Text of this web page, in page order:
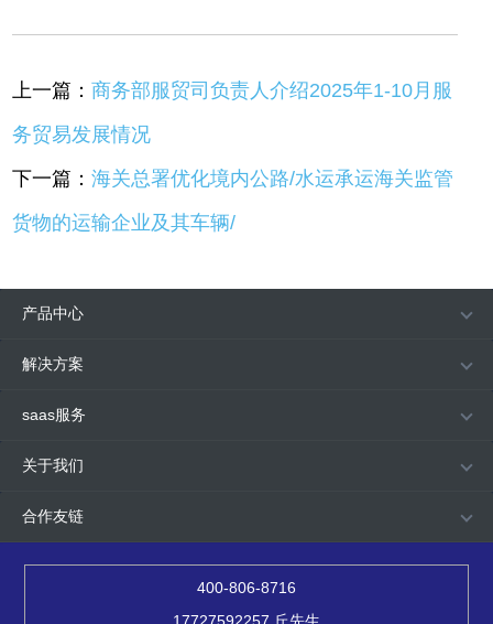
上一篇：商务部服贸司负责人介绍2025年1-10月服
务贸易发展情况
下一篇：海关总署优化境内公路/水运承运海关监管
货物的运输企业及其车辆/
产品中心
解决方案
saas服务
关于我们
合作友链
400-806-8716